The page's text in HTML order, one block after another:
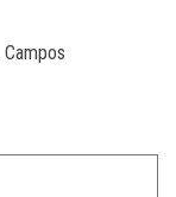
Campos